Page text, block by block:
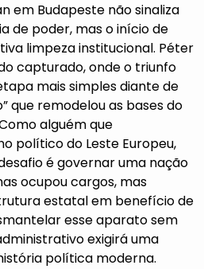
em Budapeste não sinaliza
de poder, mas o início de
limpeza institucional. Péter
capturado, onde o triunfo
mais simples diante de
que remodelou as bases do
alguém que
político do Leste Europeu,
é governar uma nação
ocupou cargos, mas
estatal em benefício de
esse aparato sem
exigirá uma
política moderna.